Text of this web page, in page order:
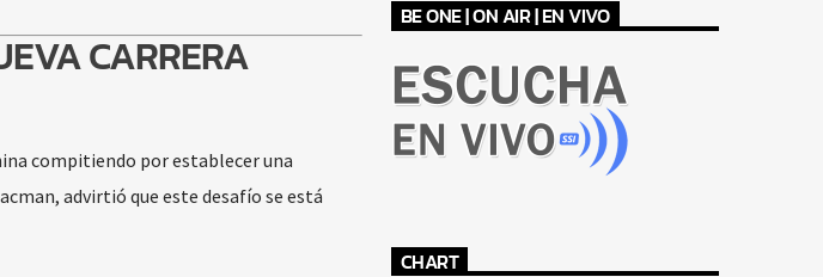
CARRERA
compitiendo por establecer una
advirtió que este desafío se está
BE ONE | ON AIR | EN VIVO
CHART